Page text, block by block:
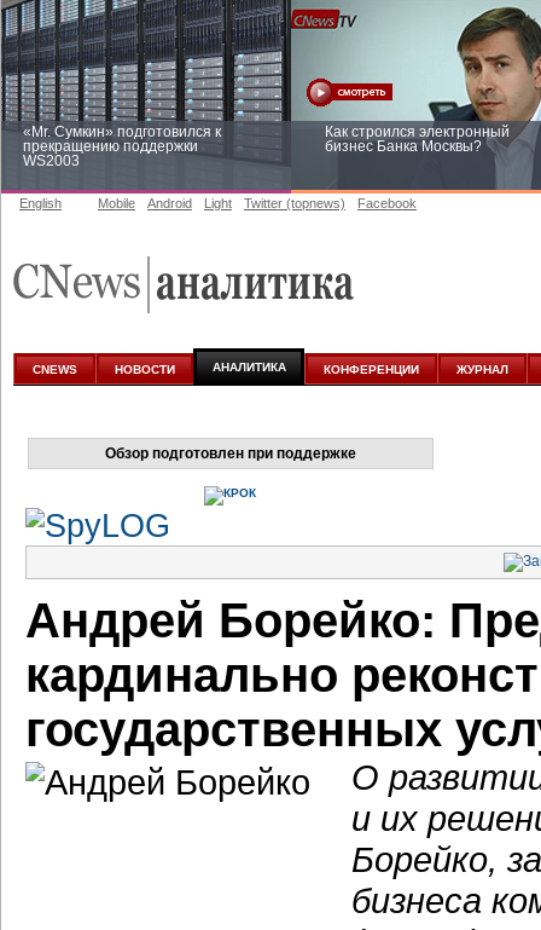
«Mr. Сумкин» подготовился к
прекращению поддержки
WS2003
Как строился электронный
бизнес Банка Москвы?
аналитике
English Mobile Android Light Twitter (topnews) Facebook
CNEWS НОВОСТИ АНАЛИТИКА КОНФЕРЕНЦИИ ЖУРНАЛ
Обзор подготовлен при поддержке
Андрей Борейко:
кардинально
государственных
О
и их
Борейко,
бизнеса